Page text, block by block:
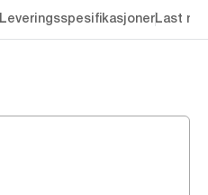
LeveringsspesifikasjonerLast